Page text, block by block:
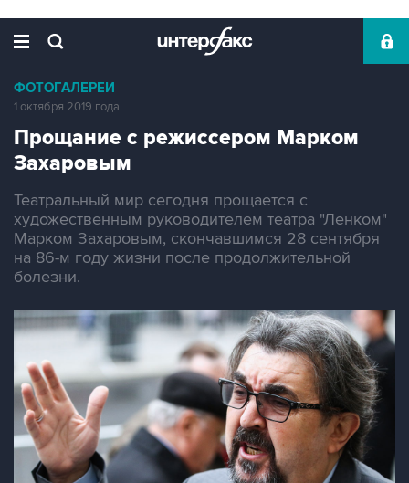
ФОТОГАЛЕРЕИ
1 октября 2019 года
Прощание с режиссером Марком
Захаровым
Театральный мир сегодня прощается с
художественным руководителем театра "Ленком"
Марком Захаровым, скончавшимся 28 сентября
на 86-м году жизни после продолжительной
болезни.